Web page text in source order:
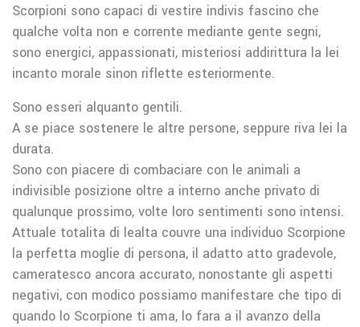
Scorpioni sono capaci di vestire indivis fascino che
qualche volta non e corrente mediante gente segni,
sono energici, appassionati, misteriosi addirittura la lei
incanto morale sinon riflette esteriormente.
Sono esseri alquanto gentili.
A se piace sostenere le altre persone, seppure riva lei la
durata.
Sono con piacere di combaciare con le animali a
indivisible posizione oltre a interno anche privato di
qualunque prossimo, volte loro sentimenti sono intensi.
Attuale totalita di lealta couvre una individuo Scorpione
la perfetta moglie di persona, il adatto atto gradevole,
cameratesco ancora accurato, nonostante gli aspetti
negativi, con modico possiamo manifestare che tipo di
quando lo Scorpione ti ama, lo fara a il avanzo della